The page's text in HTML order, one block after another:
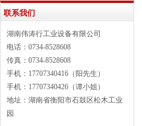
联系我们
湖南伟涛行工业设备有限公司
电话：0734-8528608
传真：0734-8528608
手机：17707340416（阳先生）
手机：17707340426（谭小姐）
地址：湖南省衡阳市石鼓区松木工业
园